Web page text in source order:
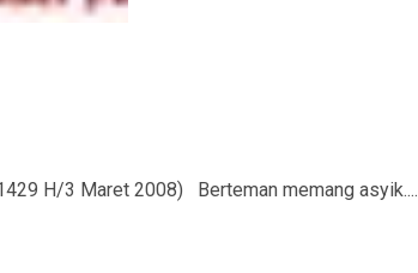
H/3 Maret 2008) Berteman memang asyik....